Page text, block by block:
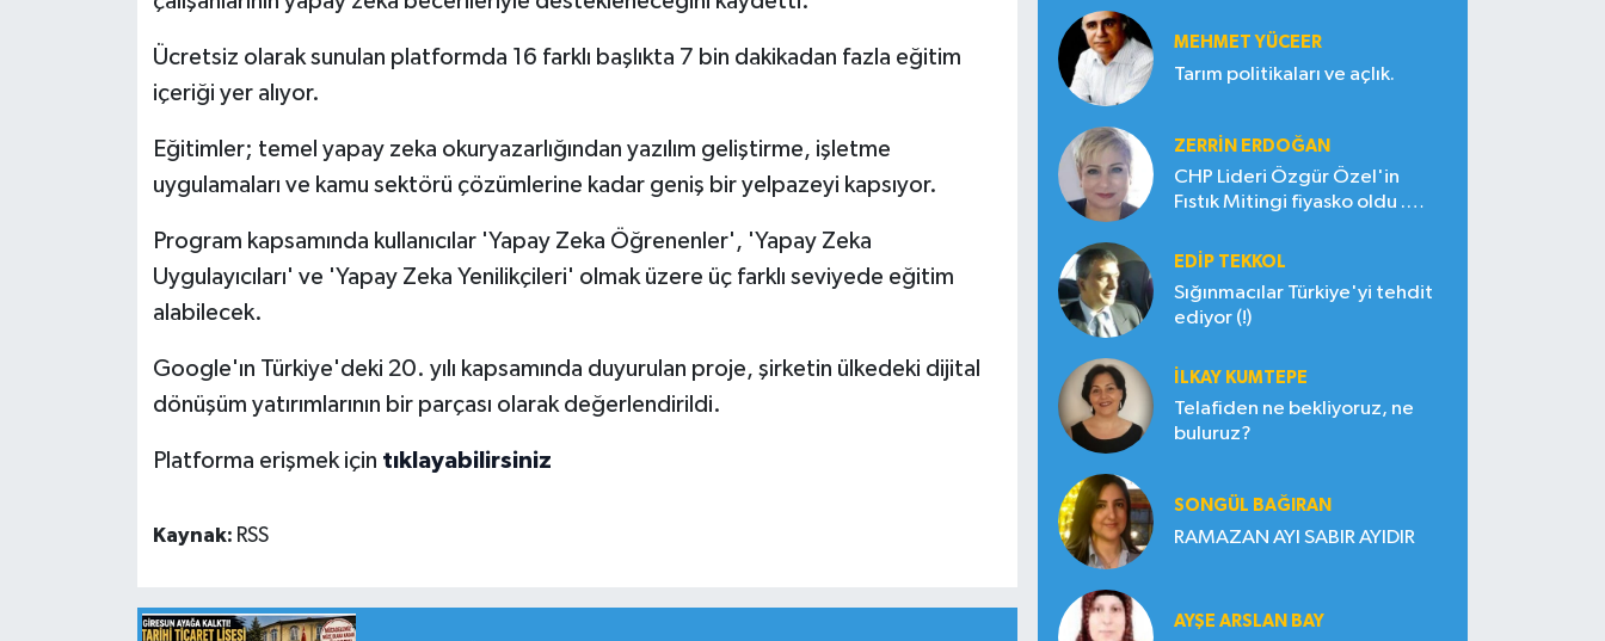
Ücretsiz olarak sunulan platformda 16 farklı başlıkta 7 bin dakikadan fazla eğitim
içeriği yer alıyor.
Eğitimler; temel yapay zeka okuryazarlığından yazılım geliştirme, işletme
uygulamaları ve kamu sektörü çözümlerine kadar geniş bir yelpazeyi kapsıyor.
Program kapsamında kullanıcılar 'Yapay Zeka Öğrenenler', 'Yapay Zeka
Uygulayıcıları' ve 'Yapay Zeka Yenilikçileri' olmak üzere üç farklı seviyede eğitim
alabilecek.
Google'ın Türkiye'deki 20. yılı kapsamında duyurulan proje, şirketin ülkedeki dijital
dönüşüm yatırımlarının bir parçası olarak değerlendirildi.
Platforma erişmek için tıklayabilirsiniz
Kaynak: RSS
MEHMET YÜCEER
Tarım politikaları ve açlık.
ZERRIN ERDOĞAN
CHP Lideri Özgür Özel'in
Fıstık Mitingi fiyasko oldu .
EDIP TEKKOL
Sığınmacılar Türkiye'yi tehdit
ediyor (!)
İLKAY KUMTEPE
Telafiden ne bekliyoruz, ne
buluruz?
SONGÜL BAĞIRAN
RAMAZAN AYI SABIR AYIDIR
AYŞE ARSLAN BAY